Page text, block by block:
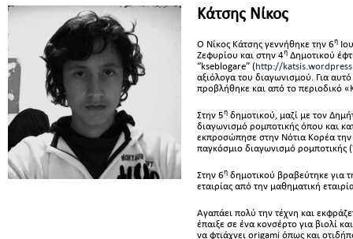
Κάτσης Νίκος
Ο Νίκος Κάτσης γεννήθηκε την 6η
Ζεφυρίου και στην 4η Δημοτικού
“kseblogare” (http://
αξιόλογα του διαγωνισμού. Για
προβλήθηκε και από το περιοδικό
Στην 5η δημοτικού, μαζί με τον
διαγωνισμό ρομποτικής όπου και
εκπροσώπησε στην Νότια Κορέα
παγκόσμιο διαγωνισμό ρομποτικής
Στην 6η δημοτικού βραβεύτηκε για
εταιρίας από την μαθηματική
Αγαπάει πολύ την τέχνη και
έπαιξε σε ένα κονσέρτο για βιολί
να φτιάχνει origami όπως και